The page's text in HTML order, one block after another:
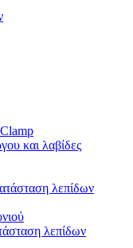
και λαβίδες
λεπίδων
λεπίδων